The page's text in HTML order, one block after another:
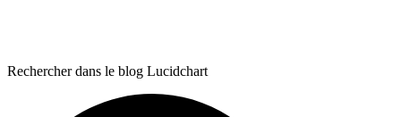
Rechercher dans le blog Lucidchart